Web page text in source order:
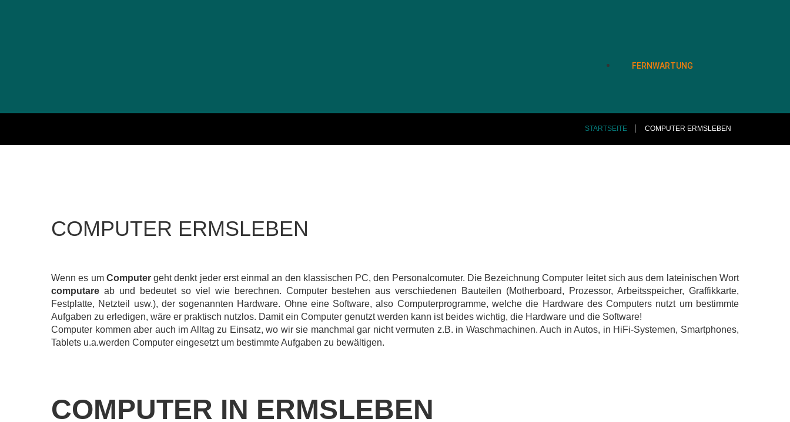
FERNWARTUNG
STARTSEITE COMPUTER ERMSLEBEN
COMPUTER ERMSLEBEN
Wenn es um Computergeht denkt jeder erst einmal an den klassischen PC, den Personalcomuter. Die Bezeichnung Computer leitet sich aus dem lateinischen Wort
computare ab und bedeutet so viel wie berechnen. Computer bestehen aus verschiedenen Bauteilen (Motherboard, Prozessor, Arbeitsspeicher, Graffikkarte,
Festplatte, Netzteil usw.), der sogenannten Hardware. Ohne eine Software, also Computerprogramme, welche die Hardware des Computers nutzt um bestimmte
Aufgaben zu erledigen, wäre er praktisch nutzlos. Damit ein Computer genutzt werden kann ist beides wichtig, die Hardware und die Software!
Computer kommen aber auch im Alltag zu Einsatz, wo wir sie manchmal gar nicht vermuten z.B. in Waschmachinen. Auch in Autos, in HiFi-Systemen, Smartphones,
Tablets u.a.werden Computer eingesetzt um bestimmte Aufgaben zu bewältigen.
COMPUTER IN ERMSLEBEN